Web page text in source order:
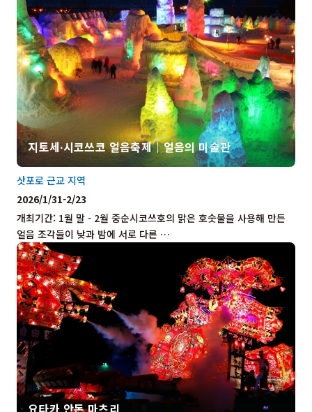
지토세∙시코쓰코 얼음축제｜얼음의 미술관
개최기간: 1월 말 - 2월 중순시코쓰호의 맑은 호숫물을 사용해 만든
얼음 조각들이 낮과 밤에 서로 다른 …
삿포로 근교 지역
2026/1/31-2/23
요타카 안돈 마츠리